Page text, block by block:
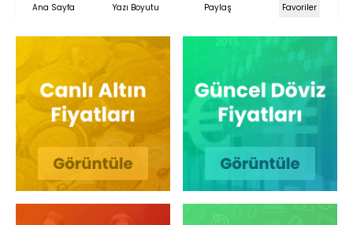
Ana Sayfa Yazı Boyutu Paylaş Favoriler